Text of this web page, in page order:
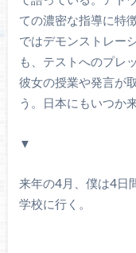
ての濃密な指導に特
ではデモンストレー
も、テストへのプレ
彼女の授業や発言が
う。日本にもいつか
▼
来年の4月、僕は4日
学校に行く。